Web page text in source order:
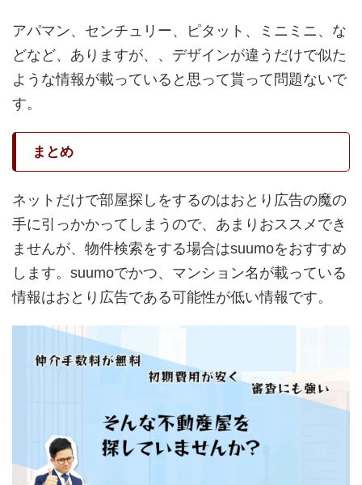
アパマン、センチュリー、ピタット、ミニミニ、な
どなど、ありますが、、デザインが違うだけで似た
ような情報が載っていると思って貰って問題ないで
す。
まとめ
ネットだけで部屋探しをするのはおとり広告の魔の
手に引っかかってしまうので、あまりおススメでき
ませんが、物件検索をする場合はsuumoをおすすめ
します。suumoでかつ、マンション名が載っている
情報はおとり広告である可能性が低い情報です。